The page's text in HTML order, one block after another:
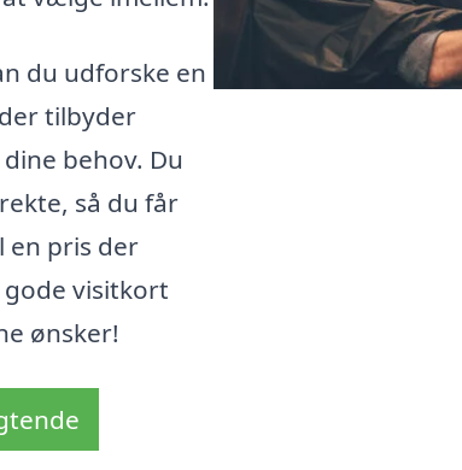
du udforske en
tilbyder
behov. Du
så du får
en pris der
visitkort
ønsker!